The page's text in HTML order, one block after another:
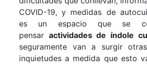
COVID-19, y medidas de
es un espacio que se
pensar actividades de índole
seguramente van a surgir
inquietudes a medida que esto